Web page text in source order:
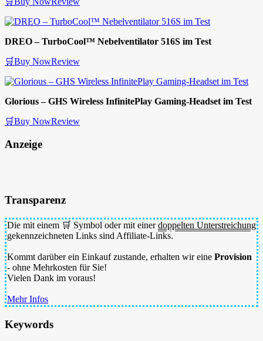
DREO – TurboCool™ Nebelventilator 516S im Test
🛒Buy NowReview
Glorious – GHS Wireless InfinitePlay Gaming-Headset im Test
🛒Buy NowReview
Anzeige
Transparenz
Die mit einem 🛒 Symbol oder mit einerdoppelten Unterstreichung
gekennzeichneten Links sind Affiliate-Links.
Kommt darüber ein Einkauf zustande, erhalten wir eine Provision
- ohne Mehrkosten für Sie!
Vielen Dank im voraus!
Mehr Infos
Keywords